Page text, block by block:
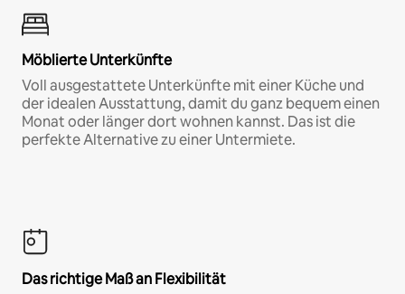
Möblierte Unterkünfte
Voll ausgestattete Unterkünfte mit einer Küche und
der idealen Ausstattung, damit du ganz bequem einen
Monat oder länger dort wohnen kannst. Das ist die
perfekte Alternative zu einer Untermiete.
Das richtige Maß an Flexibilität